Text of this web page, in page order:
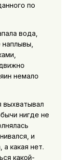
по
вода,
немало
нигде не
и
а какая нет.
какой-